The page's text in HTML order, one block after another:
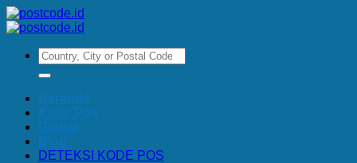
Skip
to
Beranda
Kode Pos
Global
Blog
DETEKSI KODE POS